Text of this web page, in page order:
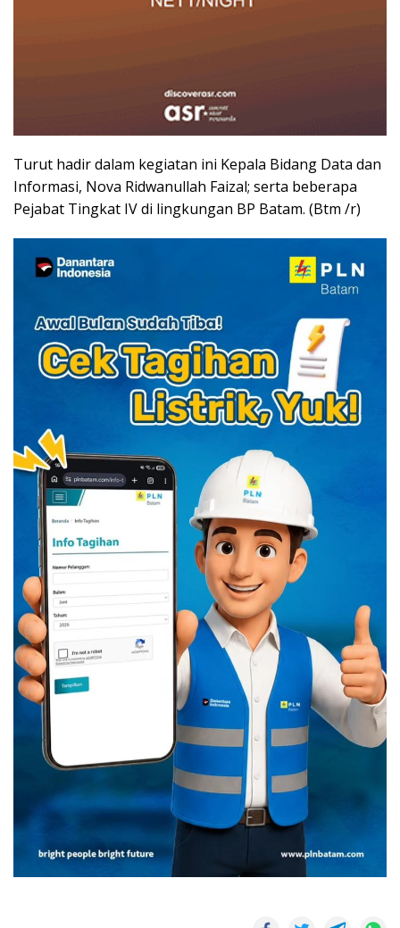
Turut hadir dalam kegiatan ini Kepala Bidang Data dan
Informasi, Nova Ridwanullah Faizal; serta beberapa
Pejabat Tingkat IV di lingkungan BP Batam. (Btm /r)